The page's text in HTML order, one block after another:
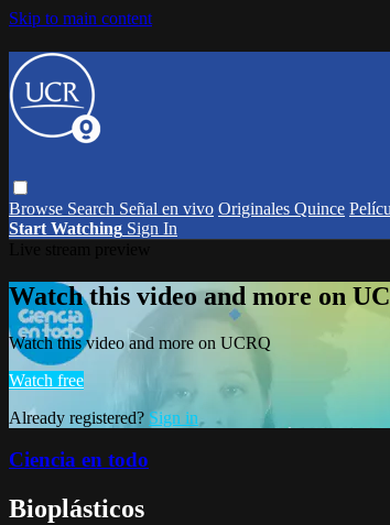
Skip to main content
Browse Search Señal en vivo Originales Quince
Start Watching Sign In
Watch this video and more on
Watch this video and more on UCRQ
Watch free
Already registered? Sign in
Ciencia en todo
Bioplásticos